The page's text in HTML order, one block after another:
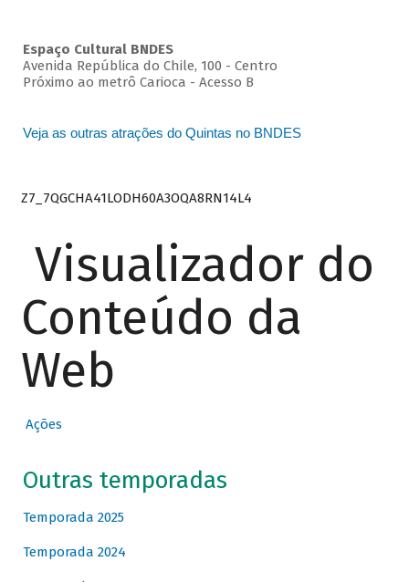
Espaço Cultural BNDES
Avenida República do Chile, 100 - Centro
Próximo ao metrô Carioca - Acesso B
Veja as outras atrações do Quintas no BNDES
Z7_7QGCHA41LODH60A3OQA8RN14L4
Visualizador do
Conteúdo da
Web
Ações
Outras temporadas
Temporada 2025
Temporada 2024